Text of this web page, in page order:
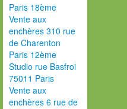
Paris 18ème
Vente aux
enchères 310 rue
de Charenton
Paris 12ème
Studio rue Basfroi
75011 Paris
Vente aux
enchères 6 rue de